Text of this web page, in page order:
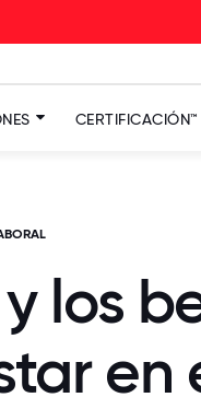
CERTIFICACIÓN™
y los
en